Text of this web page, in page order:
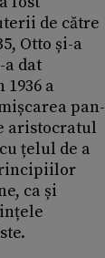
de către
Otto și-a
dat
a
pan-
aristocratul
țelul de a
ca și